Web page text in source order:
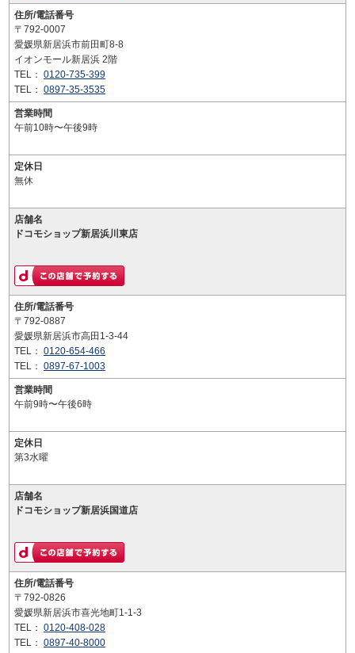
住所/電話番号
〒792-0007
愛媛県新居浜市前田町8-8
イオンモール新居浜 2階
TEL： 0120-735-399
TEL： 0897-35-3535
営業時間
午前10時〜午後9時
定休日
無休
店舗名
ドコモショップ新居浜川東店
住所/電話番号
〒792-0887
愛媛県新居浜市高田1-3-44
TEL： 0120-654-466
TEL： 0897-67-1003
営業時間
午前9時〜午後6時
定休日
第3水曜
店舗名
ドコモショップ新居浜国道店
住所/電話番号
〒792-0826
愛媛県新居浜市喜光地町1-1-3
TEL： 0120-408-028
TEL： 0897-40-8000